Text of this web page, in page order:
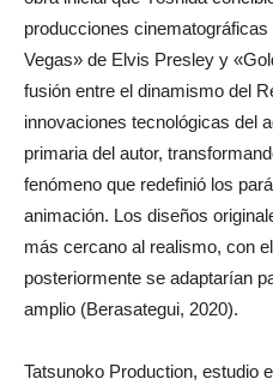
producciones
Vegas» de Elvis Presley y
fusión entre el dinamismo del
innovaciones tecnológicas del
primaria del autor,
fenómeno que redefinió los
animación. Los diseños
más cercano al realismo, con
posteriormente se adaptarían
amplio (Berasategui, 2020).
Tatsunoko Production, estudio